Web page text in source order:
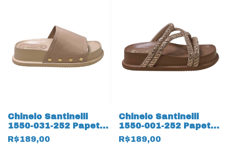
Chinelo Santinelli
1550-031-252 Papete
18789 Bege
R$189,00
Chinelo Santinelli
1550-001-252 Papete
com Strass 18785
Caramelo
R$189,00